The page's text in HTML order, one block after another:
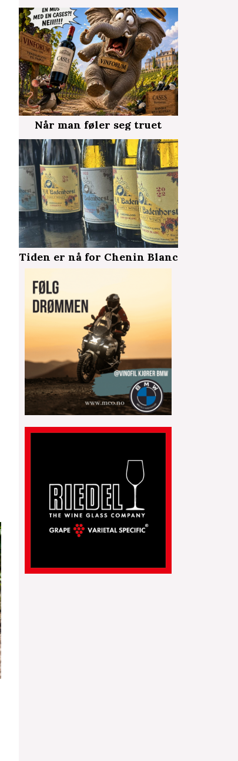
Når man føler seg truet
Tiden er nå for Chenin Blanc